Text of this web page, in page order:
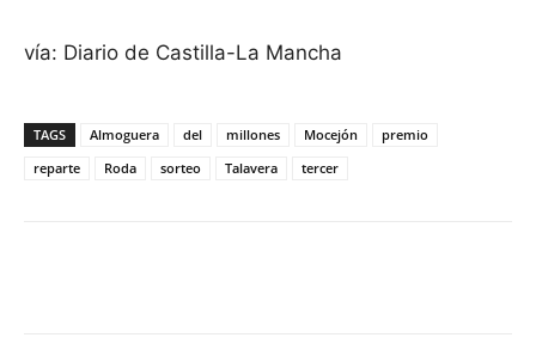
vía: Diario de Castilla-La Mancha
TAGS Almoguera del millones Mocejón
premio
reparte
Roda sorteo Talavera tercer